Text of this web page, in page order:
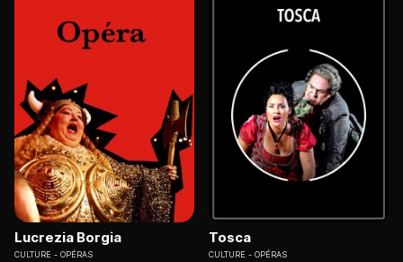
Lucrezia Borgia
CULTURE OPÉRAS
Tosca
CULTURE OPÉRAS